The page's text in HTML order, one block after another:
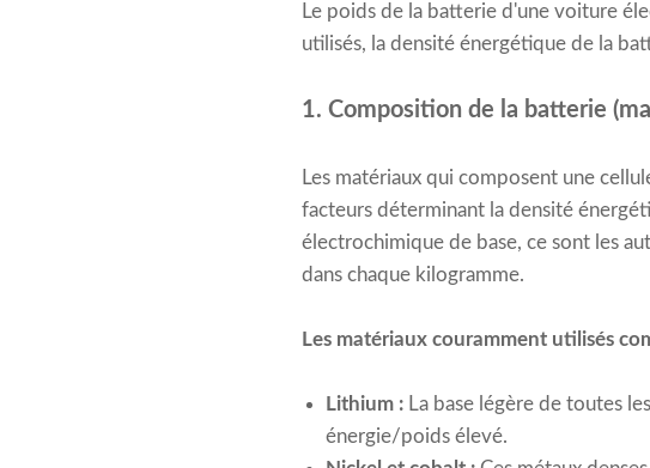
Le poids de la batterie d'une voiture
utilisés, la densité énergétique de la
1. Composition de la batterie
Les matériaux qui composent une
facteurs déterminant la densité
électrochimique de base, ce sont les
dans chaque kilogramme.
Les matériaux couramment utilisés
Lithium : La base légère de toutes
énergie/poids élevé.